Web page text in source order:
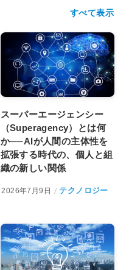
すべて表示
スーパーエージェンシー
（Superagency）とは何
か──AIが人間の主体性を
拡張する時代の、個人と組
織の新しい関係
2026年7月9日 テクノロジー